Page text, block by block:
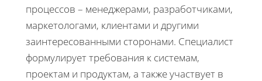
процессов – менеджерами, разработчиками,
маркетологами, клиентами и другими
заинтересованными сторонами. Специалист
формулирует требования к системам,
проектам и продуктам, а также участвует в